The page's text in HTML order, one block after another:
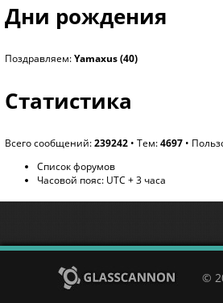
Дни рождения
Поздравляем:Yamaxus(40)
Статистика
Всего сообщений:239242 • Тем:4697 •
Список форумов
Часовой пояс: UTC + 3 часа
©